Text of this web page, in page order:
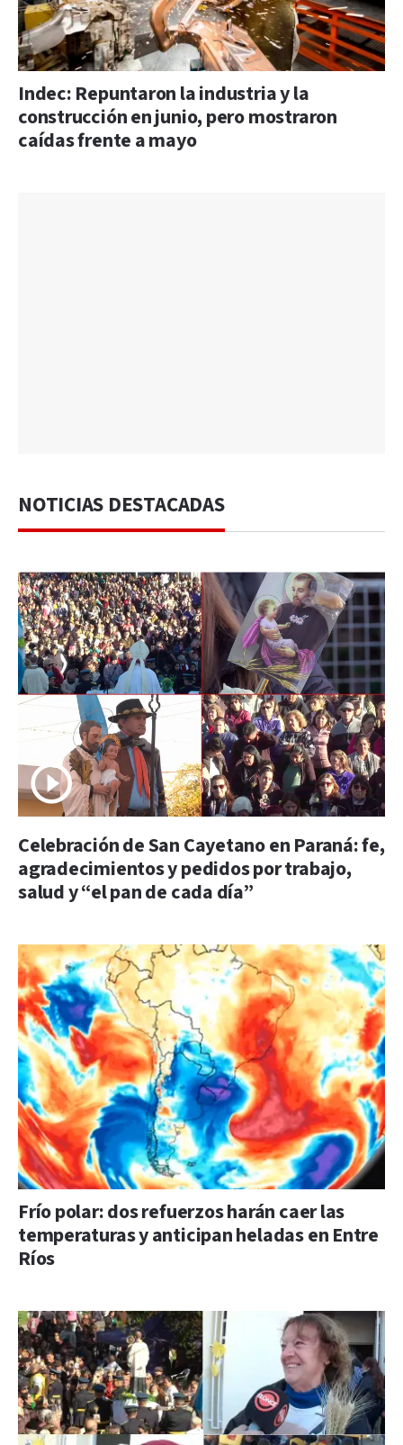
Indec: Repuntaron la industria y la
construcción en junio, pero mostraron
caídas frente a mayo
NOTICIAS DESTACADAS
Celebración de San Cayetano en Paraná: fe,
agradecimientos y pedidos por trabajo,
salud y “el pan de cada día”
Frío polar: dos refuerzos harán caer las
temperaturas y anticipan heladas en Entre
Ríos